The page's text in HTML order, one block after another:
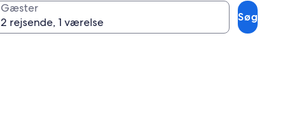
Gæster
Søg